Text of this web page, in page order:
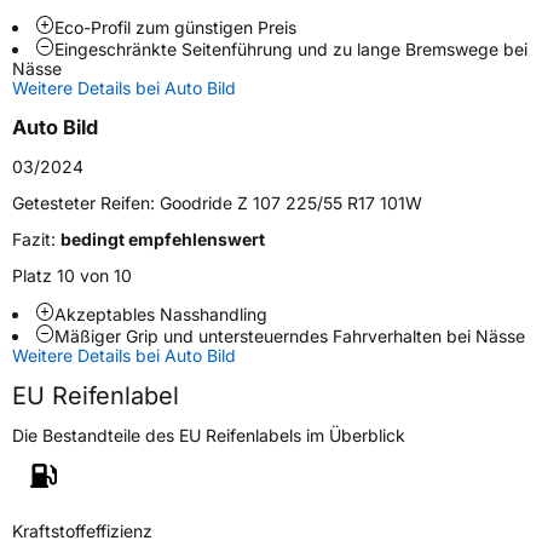
Weitere Eigenschaften
Schlauchtyp TL
Zustand
EU Label
EffizienzD
Nasshaftung B
Rollgeräusch (Klasse)
Fahrzeugklasse
Eco-Profil zum günstigen Preis
Eingeschränkte Seitenführung und zu lange Bremswege bei
Nässe
Weitere Details bei Auto Bild
Auto Bild
03/2024
Getesteter Reifen: Goodride Z 107 225/55 R17 101W
Fazit: bedingt empfehlenswert
Platz 10 von 10
Akzeptables Nasshandling
Mäßiger Grip und untersteuerndes Fahrverhalten bei Nässe
Weitere Details bei Auto Bild
EU Reifenlabel
Die Bestandteile des EU Reifenlabels im Überblick
Kraftstoffeffizienz